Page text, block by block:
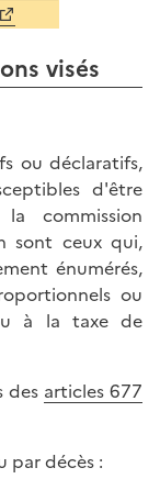
visés
ou déclaratifs,
d'être
commission
sont ceux qui,
énumérés,
ou
à la taxe de
des articles 677
par décès :